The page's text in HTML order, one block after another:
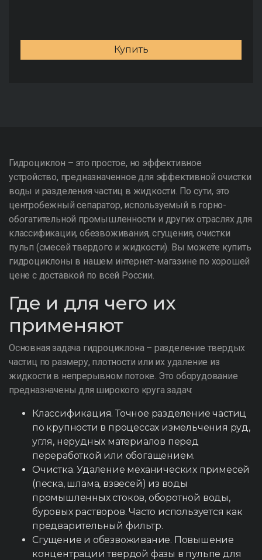
Купить
Гидроциклон – это простое, но эффективное
устройство, предназначенное для эффективной очистки
воды и разделения частиц в жидкости. По сути, это
центробежный сепаратор, используемый в горно-
обогатительной промышленности и других отраслях для
классификации, обезвоживания, сгущения, очистки
пульп (смесей твердого и жидкости). Вы можете купить
гидроциклоны в нашем интернет-магазине по хорошей
цене с доставкой по всей России.
Где и для чего их
применяют
Основная задача гидроциклона – разделение твердых
частиц по размеру, плотности или их удаление из
жидкости в непрерывном потоке. Это оборудование
предназначены для широкого круга задач:
Классификация. Точное разделение частиц
по крупности в процессах измельчения руд,
угля, нерудных материалов перед
переработкой или обогащением.
Очистка. Удаление механических примесей
(песка, шлама, взвесей) из воды
промышленных стоков, оборотной воды,
буровых растворов. Часто используется как
предварительный фильтр.
Сгущение и обезвоживание. Повышение
концентрации твердой фазы в пульпе для